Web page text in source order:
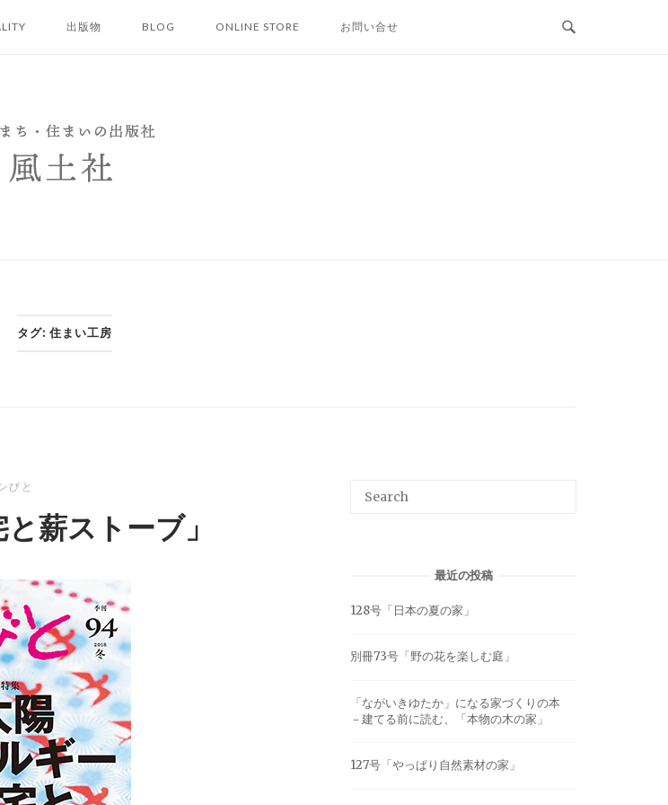
出版物 BLOG ONLINE STORE お問い合せ
タグ: 住まい工房
びと
薪ストーブ」
最近の投稿
128号「日本の夏の家」
別冊73号「野の花を楽しむ庭」
「ながいきゆたか」になる家づくりの本
－建てる前に読む、「本物の木の家」
127号「やっぱり自然素材の家」